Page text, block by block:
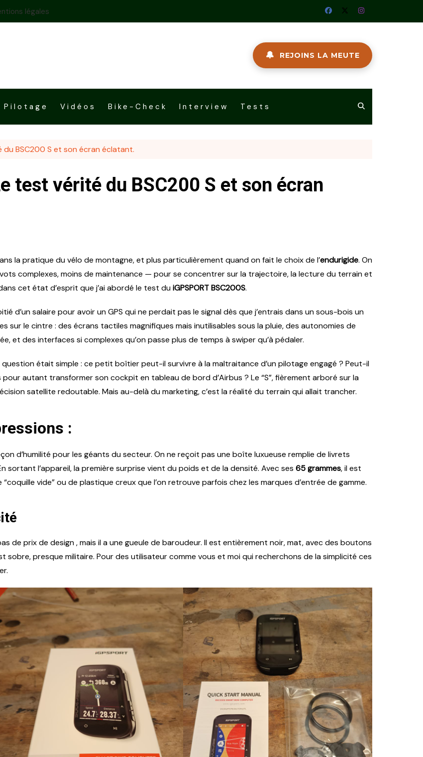
légales
🔔 REJOINS LA MEUTE
Pilotage Vidéos Bike-Check Interview Tests
BSC200 S et son écran éclatant.
test vérité du BSC200 S et son écran
la pratique du vélo de montagne, et plus particulièrement quand on fait le choix de l’endurigide. On
complexes, moins de maintenance — pour se concentrer sur la trajectoire, la lecture du terrain et
cet état d’esprit que j’ai abordé le test duiGPSPORT BSC200S.
d’un salaire pour avoir un GPS qui ne perdait pas le signal dès que j’entrais dans un sous-bois un
sur le cintre : des écrans tactiles magnifiques mais inutilisables sous la pluie, des autonomies de
et des interfaces si complexes qu’on passe plus de temps à swiper qu’à pédaler.
était simple : ce petit boîtier peut-il survivre à la maltraitance d’un pilotage engagé ? Peut-il
autant transformer son cockpit en tableau de bord d’Airbus ? Le “S”, fièrement arboré sur la
satellite redoutable. Mais au-delà du marketing, c’est la réalité du terrain qui allait trancher.
:
d’humilité pour les géants du secteur. On ne reçoit pas une boîte luxueuse remplie de livrets
sortant l’appareil, la première surprise vient du poids et de la densité. Avec ses 65 grammes, il est
vide” ou de plastique creux que l’on retrouve parfois chez les marques d’entrée de gamme.
de prix de design , mais il a une gueule de baroudeur. Il est entièrement noir, mat, avec des boutons
sobre, presque militaire. Pour des utilisateur comme vous et moi qui recherchons de la simplicité ces